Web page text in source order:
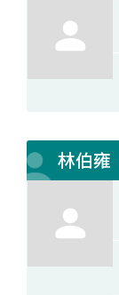
林伯雍